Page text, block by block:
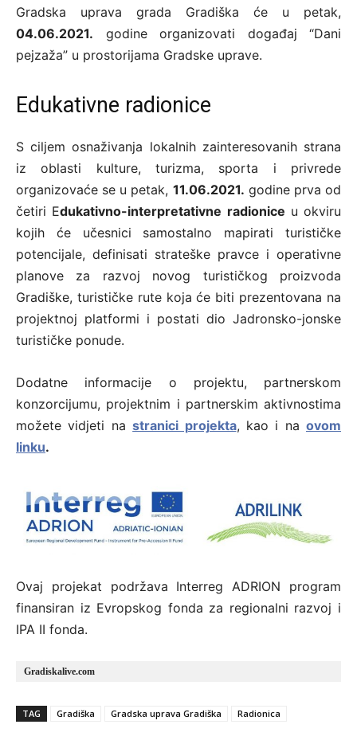
Gradska uprava grada Gradiška će u petak,
04.06.2021. godine organizovati događaj “Dani
pejzaža” u prostorijama Gradske uprave.
Edukativne radionice
S ciljem osnaživanja lokalnih zainteresovanih strana
iz oblasti kulture, turizma, sporta i privrede
organizovaće se u petak, 11.06.2021. godine prva od
četiri Edukativno-interpretativne radionice u okviru
kojih će učesnici samostalno mapirati turističke
potencijale, definisati strateške pravce i operativne
planove za razvoj novog turističkog proizvoda
Gradiške, turističke rute koja će biti prezentovana na
projektnoj platformi i postati dio Jadronsko-jonske
turističke ponude.
Dodatne informacije o projektu, partnerskom
konzorcijumu, projektnim i partnerskim aktivnostima
možete vidjeti nastranici projekta, kao i na ovom
linku.
Ovaj projekat podržava Interreg ADRION program
finansiran iz Evropskog fonda za regionalni razvoj i
IPA II fonda.
Gradiskalive.com
TAG Gradiška Gradska uprava Gradiška Radionica